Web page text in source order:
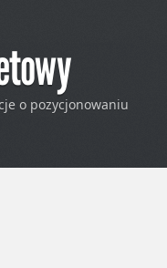
o pozycjonowaniu